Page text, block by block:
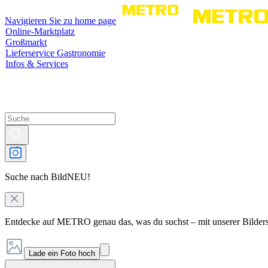
Navigieren Sie zu home page
Online-Marktplatz
Großmarkt
Lieferservice Gastronomie
Infos & Services
Suche nach BildNEU!
Entdecke auf METRO genau das, was du suchst – mit unserer
Lade ein Foto hoch